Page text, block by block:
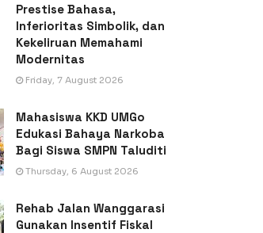
Prestise Bahasa,
Inferioritas Simbolik, dan
Kekeliruan Memahami
Modernitas
Friday, 7 August 2026
Mahasiswa KKD UMGo
Edukasi Bahaya Narkoba
Bagi Siswa SMPN Taluditi
Thursday, 6 August 2026
Rehab Jalan Wanggarasi
Gunakan Insentif Fiskal